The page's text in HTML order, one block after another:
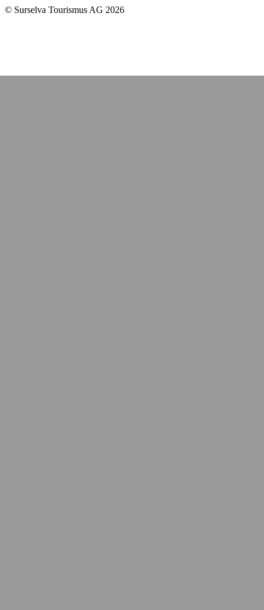
© Surselva Tourismus AG 2026